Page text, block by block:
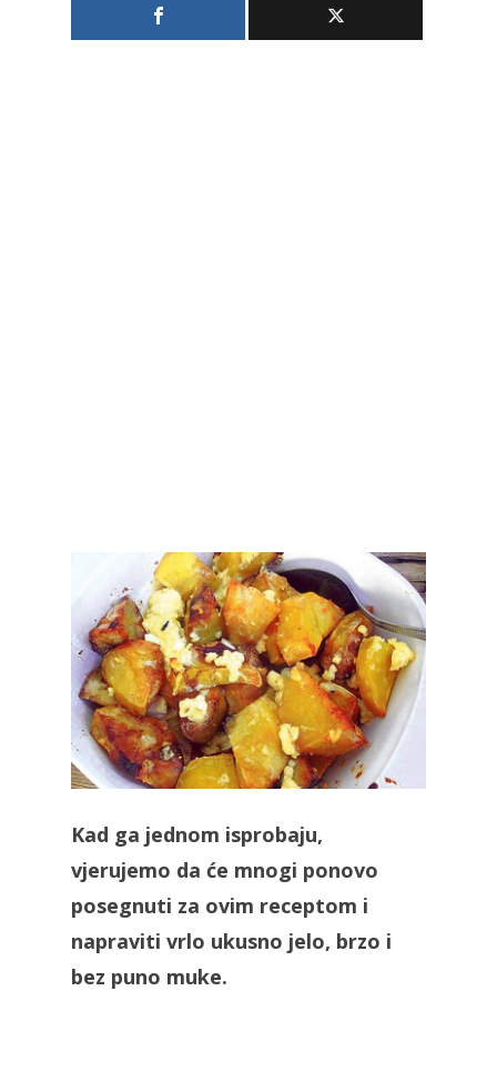
Kad ga jednom isprobaju,
vjerujemo da će mnogi ponovo
posegnuti za ovim receptom i
napraviti vrlo ukusno jelo, brzo i
bez puno muke.